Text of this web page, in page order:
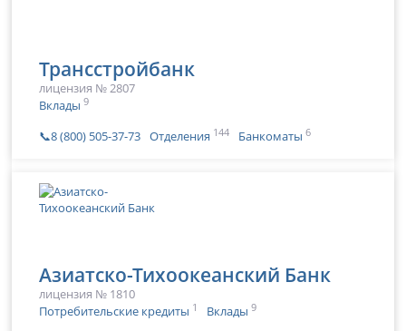
Трансстройбанк
лицензия № 2807
Вклады 9
📞8 (800) 505-37-73 Отделения 144 Банкоматы 6
Азиатско-Тихоокеанский Банк
лицензия № 1810
Потребительские кредиты 1 Вклады 9